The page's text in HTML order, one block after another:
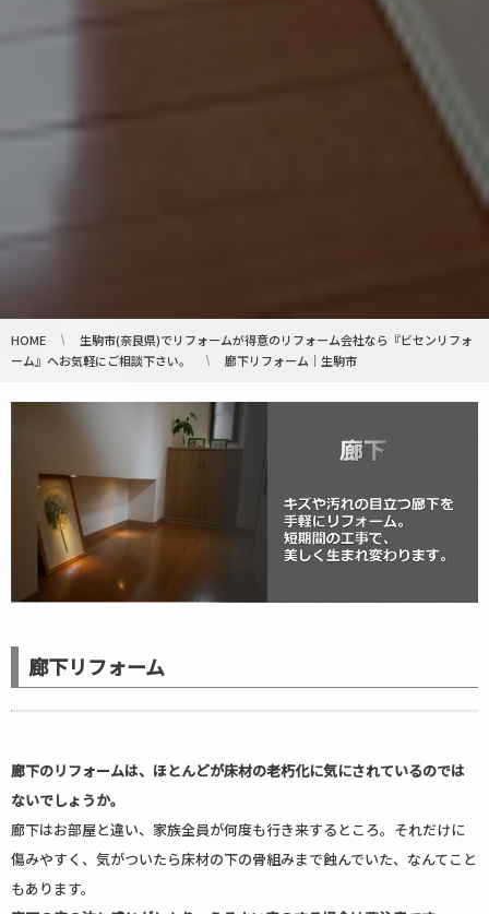
HOME
生駒市(奈良県)でリフォームが得意のリフォーム会社なら『ビセンリフォ
ーム』へお気軽にご相談下さい。
廊下リフォーム｜生駒市
廊下リフォーム
廊下のリフォームは、ほとんどが床材の老朽化に気にされているのでは
ないでしょうか。
廊下はお部屋と違い、家族全員が何度も行き来するところ。それだけに
傷みやすく、気がついたら床材の下の骨組みまで蝕んでいた、なんてこと
もあります。